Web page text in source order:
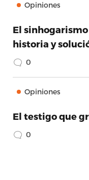
Opiniones
El
historia y
0
Opiniones
El testigo que
0